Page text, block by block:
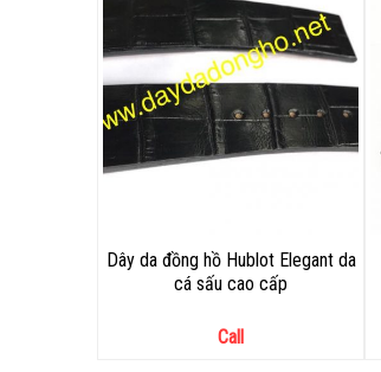
Dây da đồng hồ Hublot Elegant da
cá sấu cao cấp
Call